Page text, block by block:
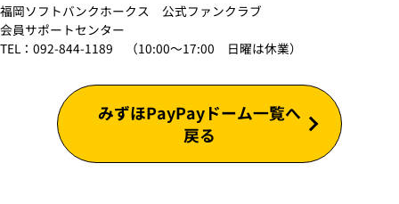
福岡ソフトバンクホークス 公式ファンクラブ
会員サポートセンター
TEL：092-844-1189 （10:00～17:00 日曜は休業）
みずほPayPayドーム一覧へ
戻る